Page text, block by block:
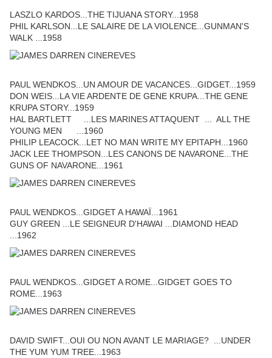
LASZLO KARDOS...THE TIJUANA STORY...1958
PHIL KARLSON...LE SALAIRE DE LA VIOLENCE...GUNMAN'S
WALK ...1958
PAUL WENDKOS...UN AMOUR DE VACANCES...GIDGET...1959
DON WEIS...LA VIE ARDENTE DE GENE KRUPA...THE GENE
KRUPA STORY...1959
HAL BARTLETT ...LES MARINES ATTAQUENT ... ALL THE
YOUNG MEN ...1960
PHILIP LEACOCK...LET NO MAN WRITE MY EPITAPH...1960
JACK LEE THOMPSON...LES CANONS DE NAVARONE...THE
GUNS OF NAVARONE...1961
PAUL WENDKOS...GIDGET A HAWAÏ...1961
GUY GREEN ...LE SEIGNEUR D'HAWAI ...DIAMOND HEAD
...1962
PAUL WENDKOS...GIDGET A ROME...GIDGET GOES TO
ROME...1963
DAVID SWIFT...OUI OU NON AVANT LE MARIAGE? ...UNDER
THE YUM YUM TREE...1963